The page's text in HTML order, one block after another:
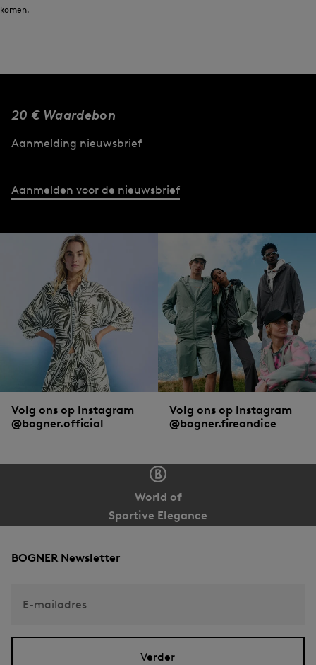
komen.
20 € Waardebon
Aanmelding nieuwsbrief
Aanmelden voor de nieuwsbrief
Volg ons op Instagram
@bogner.official
Volg ons op Instagram
@bogner.fireandice
World of
Sportive Elegance
BOGNER Newsletter
E-mailadres
Verder